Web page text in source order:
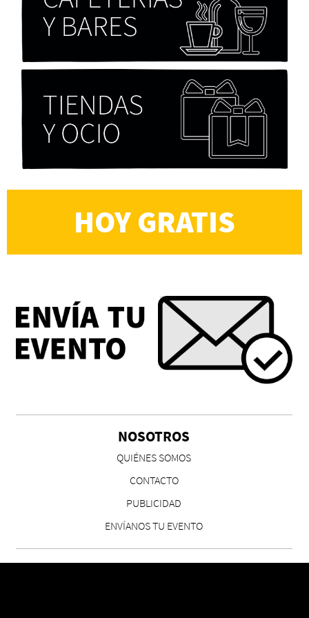
Alberto Fuguet: “La literatura se parece más a
Cocaína Negra de Cristóbal Valenzuela Berríos
Paloma Pulisci
Paloma Pulisci
HOY GRATIS
NOSOTROS
QUIÉNES SOMOS
CONTACTO
PUBLICIDAD
ENVÍANOS TU EVENTO